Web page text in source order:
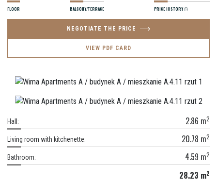
FLOOR BALCONY/TERRACE PRICE HISTORY
NEGOTIATE THE PRICE
VIEW PDF CARD
Hall: 2.86 m2
Living room with kitchenette: 20.78 m2
Bathroom: 4.59 m2
28.23 m2